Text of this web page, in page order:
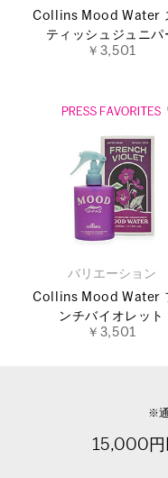
Collins Mood Water
ティッシュジュニパ
￥3,501
バリエーション
Collins Mood Water
ンチバイオレット
￥3,501
※
15,000円